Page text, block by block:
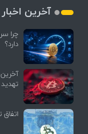
آخرین اخبار
چرا
دارد؟